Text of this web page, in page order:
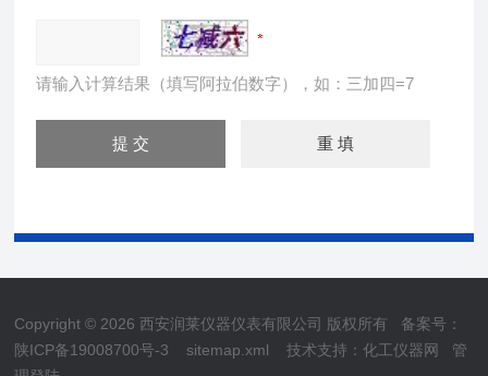
请输入计算结果（填写阿拉伯数字），如：三加四=7
Copyright © 2026 西安润莱仪器仪表有限公司 版权所有 备案号：
陕ICP备19008700号-3
sitemap.xml 技术支持：化工仪器网
管